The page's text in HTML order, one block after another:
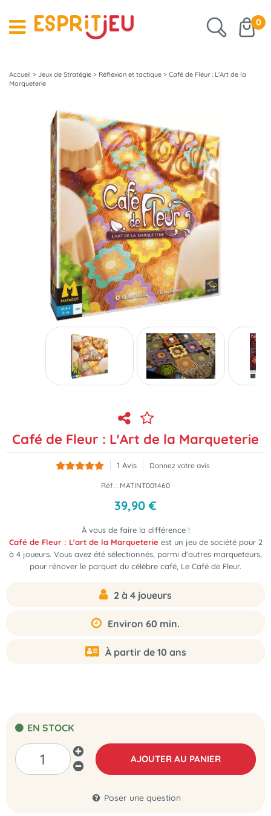
0
Accueil > Jeux de Stratégie > Réflexion et tactique > Café de Fleur : L'Art de la
Marqueterie
Café de Fleur : L'Art de la Marqueterie
1 Avis Donnez votre avis
Réf. : MATINT001460
39,90 €
À vous de faire la différence !
Café de Fleur : L'art de la Marqueterie est un jeu de société pour 2
à 4 joueurs. Vous avez été sélectionnés, parmi d'autres marqueteurs,
pour rénover le parquet du célèbre café, Le Café de Fleur.
2 à 4 joueurs
Environ 60 min.
À partir de 10 ans
EN STOCK
AJOUTER AU PANIER
Poser une question